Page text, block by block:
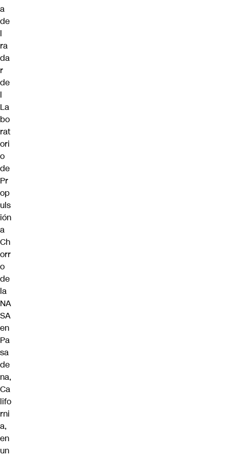
a
de
l
ra
da
r
de
l
La
bo
rat
ori
o
de
Pr
op
uls
ión
a
Ch
orr
o
de
la
NA
SA
en
Pa
sa
de
na,
Ca
lifo
rni
a,
en
un